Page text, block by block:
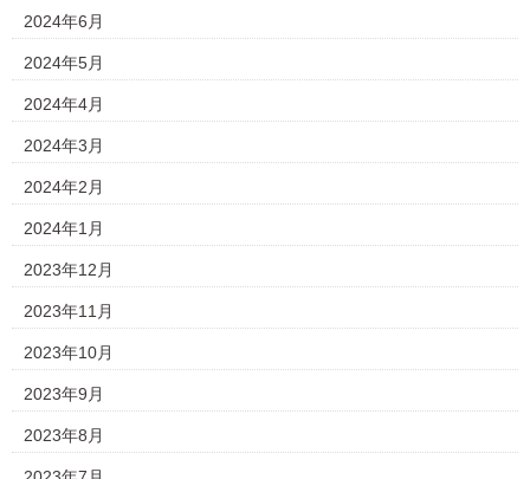
2024年6月
2024年5月
2024年4月
2024年3月
2024年2月
2024年1月
2023年12月
2023年11月
2023年10月
2023年9月
2023年8月